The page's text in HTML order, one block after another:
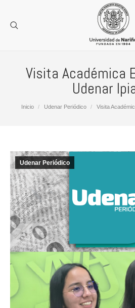
Visita Académica
Udenar
Estás aquí:
Inicio Udenar Periódico Visita
Udenar Periódico